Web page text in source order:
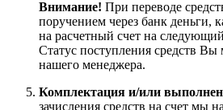
Внимание! При переводе
поручением через банк деньги,
на расчетный счет на
Статус поступления средств Вы
нашего менеджера.
Комплектация и/или
зачисления средств на счет мы